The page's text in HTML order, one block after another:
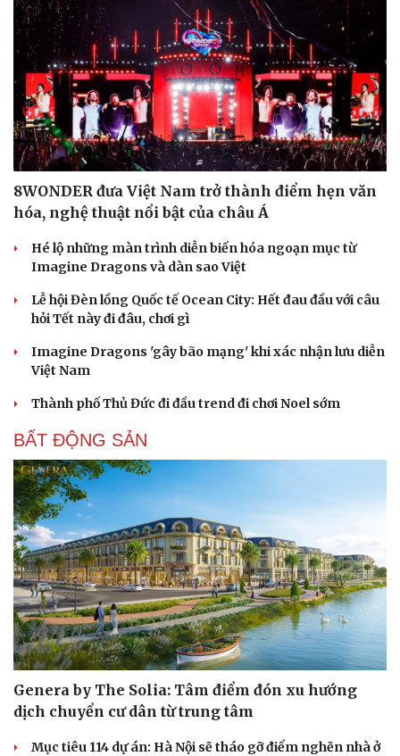
Du lịch
Tư vấn
Săn Tour
check-in
Podcast
Câu chuyện thời sự
Đọc truyện đêm khuya
Cửa sổ tình yêu
Kể chuyện cho bé
8WONDER đưa Việt Nam trở thành điểm hẹn văn
hóa, nghệ thuật nổi bật của châu Á
Hé lộ những màn trình diễn biến hóa ngoạn mục từ
Imagine Dragons và dàn sao Việt
Lễ hội Đèn lồng Quốc tế Ocean City: Hết đau đầu với câu
hỏi Tết này đi đâu, chơi gì
Imagine Dragons 'gây bão mạng' khi xác nhận lưu diễn
Việt Nam
Thành phố Thủ Đức đi đầu trend đi chơi Noel sớm
BẤT ĐỘNG SẢN
Genera by The Solia: Tâm điểm đón xu hướng
dịch chuyển cư dân từ trung tâm
Mục tiêu 114 dự án: Hà Nội sẽ tháo gỡ điểm nghẽn nhà ở